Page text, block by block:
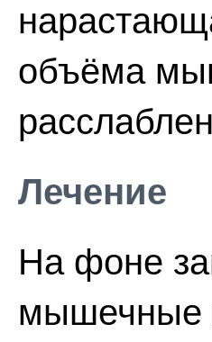
объёма
Лечение
На фоне
мышечные